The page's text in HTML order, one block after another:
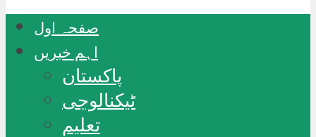
صفحہ اول
اہم خبریں
پاکستان
ٹیکنالوجی
تعلیم